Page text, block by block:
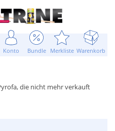
Konto Bundle Merkliste Warenkorb
die nicht mehr verkauft